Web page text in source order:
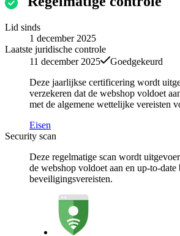
Lid sinds
1 december 2025
Laatste juridische controle
11 december 2025
Goedgekeurd
Deze jaarlijkse certificering wordt
verzekeren dat de webshop voldoet
met de algemene wettelijke vereisten
Eisen
Security scan
Deze regelmatige scan wordt
de webshop voldoet aan en up-to-
beveiligingsvereisten.